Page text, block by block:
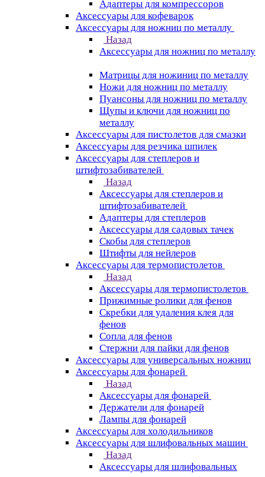
Адаптеры для компрессоров
Аксессуары для кофеварок
Аксессуары для ножниц по металлу
Назад
Аксессуары для ножниц по металлу
Матрицы для ножиниц по металлу
Ножи для ножниц по металлу
Пуансоны для ножниц по металлу
Щупы и ключи для ножниц по
металлу
Аксессуары для пистолетов для смазки
Аксессуары для резчика шпилек
Аксессуары для степлеров и
штифтозабивателей
Назад
Аксессуары для степлеров и
штифтозабивателей
Адаптеры для степлеров
Аксессуары для садовых тачек
Скобы для степлеров
Штифты для нейлеров
Аксессуары для термопистолетов
Назад
Аксессуары для термопистолетов
Прижимные ролики для фенов
Скребки для удаления клея для
фенов
Сопла для фенов
Стержни для пайки для фенов
Аксессуары для универсальных ножниц
Аксессуары для фонарей
Назад
Аксессуары для фонарей
Держатели для фонарей
Лампы для фонарей
Аксессуары для холодильников
Аксессуары для шлифовальных машин
Назад
Аксессуары для шлифовальных